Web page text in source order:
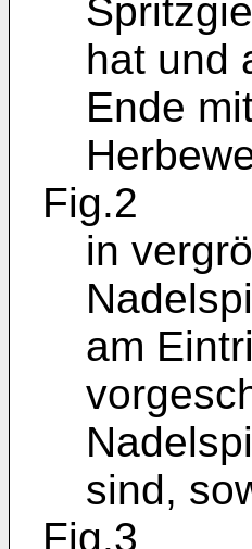
hat und
Ende
Fig.2
in
am
sind,
Fig.3